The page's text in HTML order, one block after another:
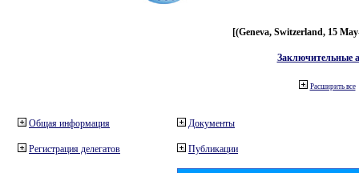
[(Geneva, Switzerland, 15
Заключительные
Расширить все
Общая информация
Регистрация делегатов
Документы
Публикации